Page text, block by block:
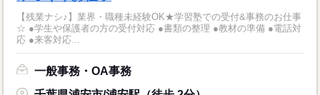
【残業ナシ♪】業界・職種未経験OK★学習塾での受付&事務のお仕事
☆ ●学生や保護者の方の受付対応 ●書類の整理 ●教材の準備 ●電話対
応 ●来客対応...
一般事務・OA事務